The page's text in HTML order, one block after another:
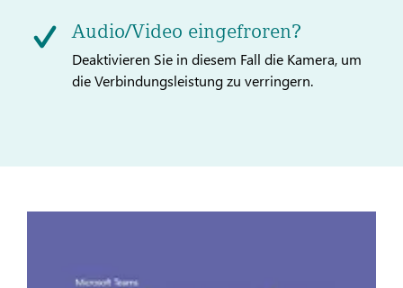
Audio/Video eingefroren?
Deaktivieren Sie in diesem Fall die Kamera, um
die Verbindungsleistung zu verringern.